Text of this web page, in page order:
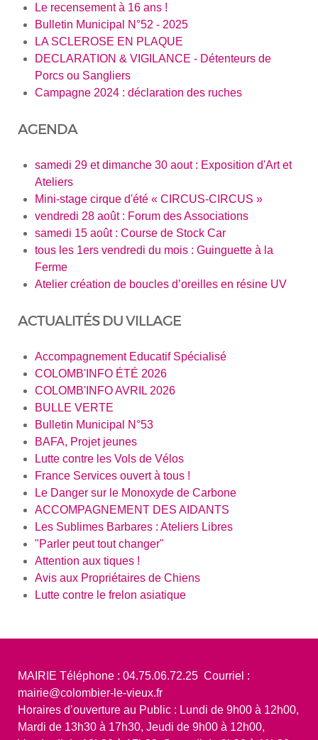
Le recensement à 16 ans !
Bulletin Municipal N°52 - 2025
LA SCLEROSE EN PLAQUE
DECLARATION & VIGILANCE - Détenteurs de
Porcs ou Sangliers
Campagne 2024 : déclaration des ruches
AGENDA
samedi 29 et dimanche 30 aout : Exposition d'Art et
Ateliers
Mini-stage cirque d'été « CIRCUS-CIRCUS »
vendredi 28 août : Forum des Associations
samedi 15 août : Course de Stock Car
tous les 1ers vendredi du mois : Guinguette à la
Ferme
Atelier création de boucles d’oreilles en résine UV
ACTUALITÉS DU VILLAGE
Accompagnement Educatif Spécialisé
COLOMB'INFO ÉTÉ 2026
COLOMB'INFO AVRIL 2026
BULLE VERTE
Bulletin Municipal N°53
BAFA, Projet jeunes
Lutte contre les Vols de Vélos
France Services ouvert à tous !
Le Danger sur le Monoxyde de Carbone
ACCOMPAGNEMENT DES AIDANTS
Les Sublimes Barbares : Ateliers Libres
"Parler peut tout changer"
Attention aux tiques !
Avis aux Propriétaires de Chiens
Lutte contre le frelon asiatique
MAIRIE Téléphone : 04.75.06.72.25 Courriel :
mairie@colombier-le-vieux.fr
Horaires d’ouverture au Public : Lundi de 9h00 à 12h00,
Mardi de 13h30 à 17h30, Jeudi de 9h00 à 12h00,